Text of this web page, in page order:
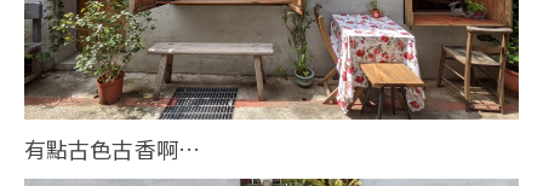
有點古色古香啊…